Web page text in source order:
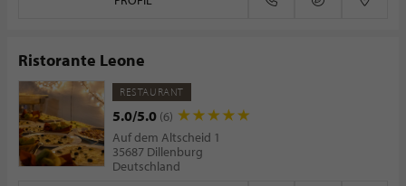
Ristorante Leone
RESTAURANT
5.0/5.0 (6)
Auf dem Altscheid 1
35687 Dillenburg
Deutschland